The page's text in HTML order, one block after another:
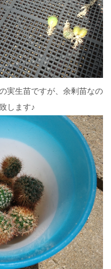
実生苗ですが、余剰苗なの
します♪